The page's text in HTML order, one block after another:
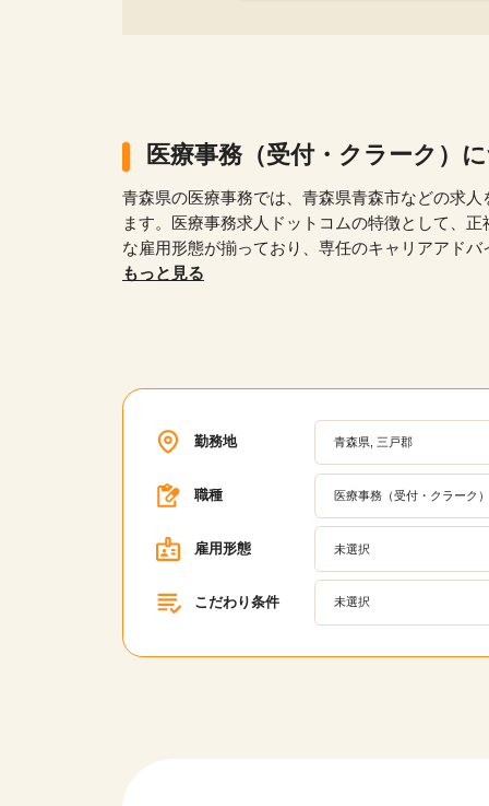
医療事務（受付・クラーク）
青森県の医療事務では、青森県青森市などの求
ます。医療事務求人ドットコムの特徴として、
な雇用形態が揃っており、専任のキャリアアド
験者や無資格者、ブランクがある方でも安心し
もっと見る
勤務地 青森県, 三戸郡
職種 医療事務（受付・クラーク
雇用形態 未選択
こだわり条件 未選択